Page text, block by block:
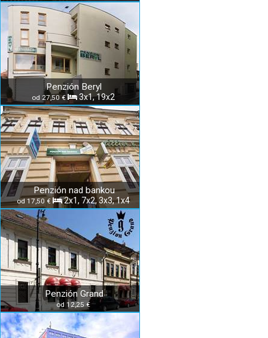
Penzión Beryl
od 27,50 € 3x1, 19x2
Penzión nad bankou
od 17,50 € 2x1, 7x2, 3x3, 1x4
Penzión Grand
od 12,25 €